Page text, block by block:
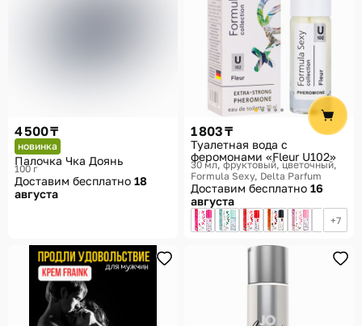
4 500 ₸
новинка
Палочка Чка Доянь
100 г
Доставим бесплатно 18
августа
1 803 ₸
Туалетная вода с
феромонами «Fleur U102»
30 мл, фруктовый, цветочный
Formula Sexy, Delta Parfum
Доставим бесплатно 16
августа
7